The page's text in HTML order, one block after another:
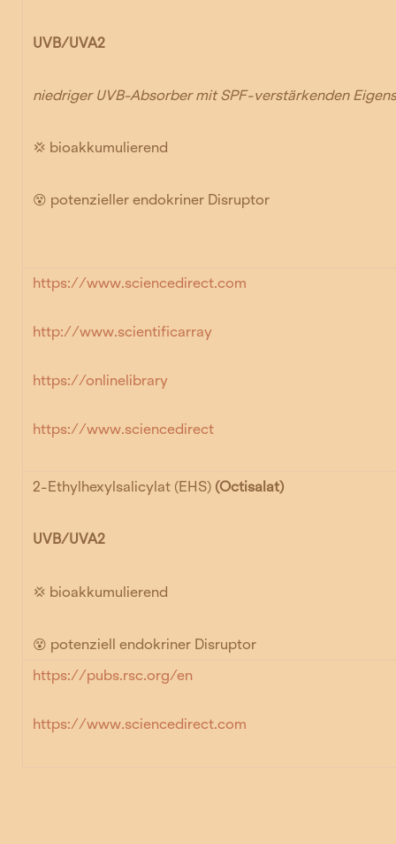
UVB/UVA2
niedriger UVB-Absorber mit SPF-verstärkenden
💢 bioakkumulierend
😵 potenzieller endokriner Disruptor
https://www.sciencedirect.com
http://www.scientificarray
https://onlinelibrary
https://www.sciencedirect
2-Ethylhexylsalicylat (EHS) (Octisalat)
UVB/UVA2
💢 bioakkumulierend
😵 potenziell endokriner Disruptor
https://pubs.rsc.org/en
https://www.sciencedirect.com